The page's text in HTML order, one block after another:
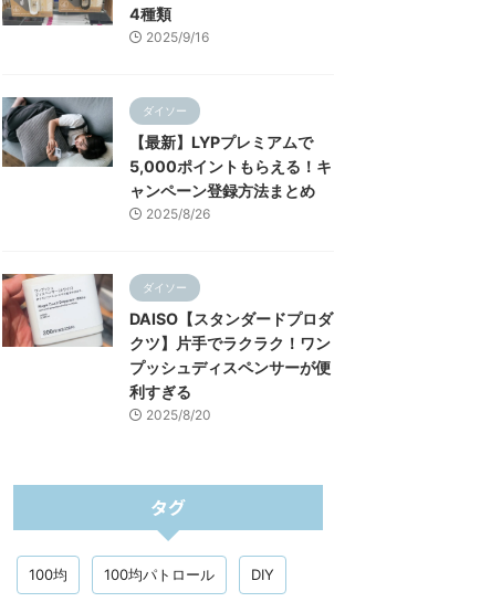
4種類
2025/9/16
ダイソー
【最新】LYPプレミアムで
5,000ポイントもらえる！キ
ャンペーン登録方法まとめ
2025/8/26
ダイソー
DAISO【スタンダードプロダ
クツ】片手でラクラク！ワン
プッシュディスペンサーが便
利すぎる
2025/8/20
タグ
100均 100均パトロール DIY